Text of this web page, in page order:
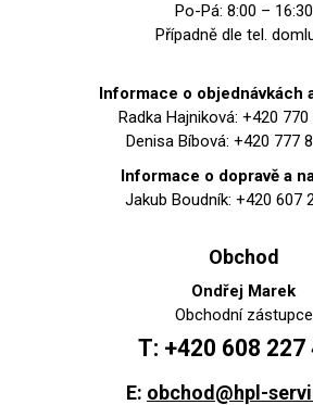
Po-Pá: 8:00 – 16:30
Případně dle tel.
Informace o objednávkách
Radka Hajniková: +420 770
Denisa Bíbová: +420 777
Informace o dopravě a
Jakub Boudník: +420 607
Obchod
Ondřej Marek
Obchodní zástupce
T: +420 608 227
E: obchod@hpl-